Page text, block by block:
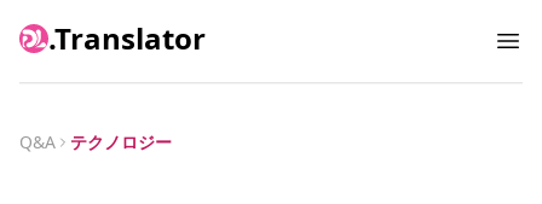
.Translator
Q&A テクノロジー